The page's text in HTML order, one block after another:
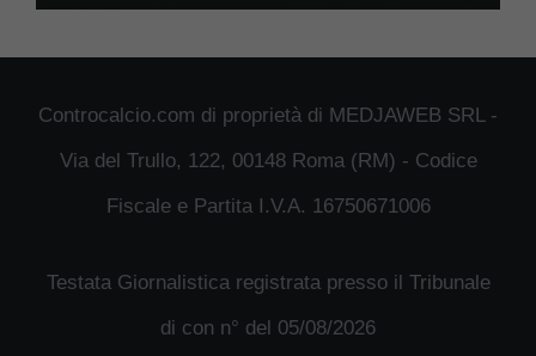
Controcalcio.com di proprietà di MEDJAWEB SRL -
Via del Trullo, 122, 00148 Roma (RM) - Codice
Fiscale e Partita I.V.A. 16750671006
Testata Giornalistica registrata presso il Tribunale
di con n° del 05/08/2026